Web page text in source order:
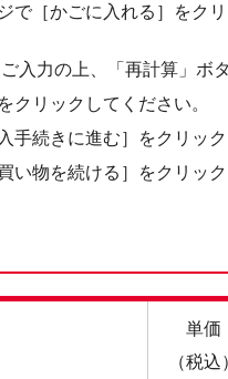
で［かごに入れる］をク
入力の上、「再計算」ボ
クリックしてください。
続きに進む］をクリック
物を続ける］をクリック
単価
（税込）